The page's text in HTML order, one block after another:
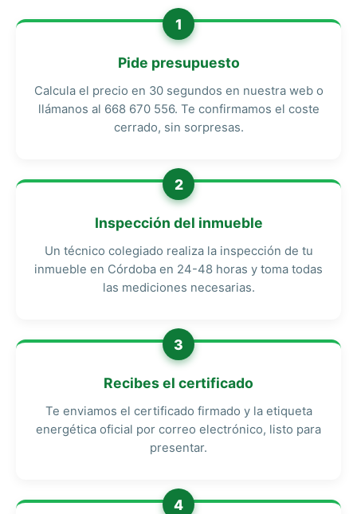
1
Pide presupuesto
Calcula el precio en 30 segundos en nuestra web o
llámanos al 668 670 556. Te confirmamos el coste
cerrado, sin sorpresas.
2
Inspección del inmueble
Un técnico colegiado realiza la inspección de tu
inmueble en Córdoba en 24-48 horas y toma todas
las mediciones necesarias.
3
Recibes el certificado
Te enviamos el certificado firmado y la etiqueta
energética oficial por correo electrónico, listo para
presentar.
4